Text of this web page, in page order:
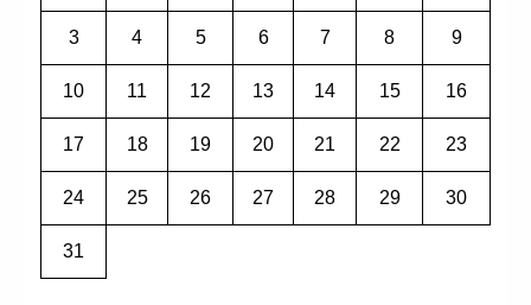
3 4 5 6 7 8 9
10 11 12 13 14 15 16
17 18 19 20 21 22 23
24 25 26 27 28 29 30
31